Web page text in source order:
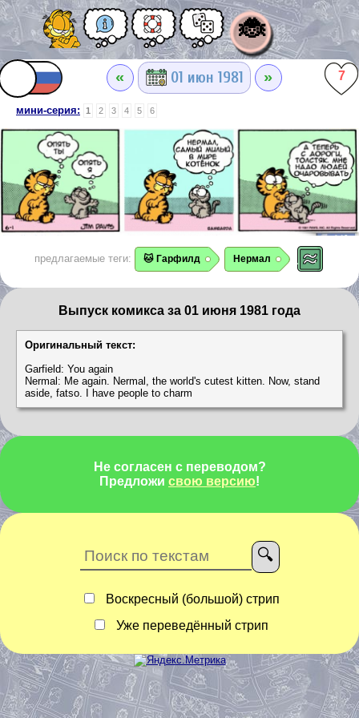
🐞
« 01 июн 1981 » 7
мини-серия: 1 2 3 4 5 6
предлагаемые теги: 🐱 Гарфилд Нермал
Выпуск комикса за 01 июня 1981 года
Оригинальный текст:
Garfield: You again
Nermal: Me again. Nermal, the world's cutest kitten. Now, stand
aside, fatso. I have people to charm
Не согласен с переводом?
Предложи свою версию!
Воскресный (большой) стрип
Уже переведённый стрип